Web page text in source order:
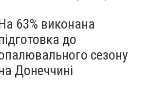
63% виконана
до
сезону
Донеччині